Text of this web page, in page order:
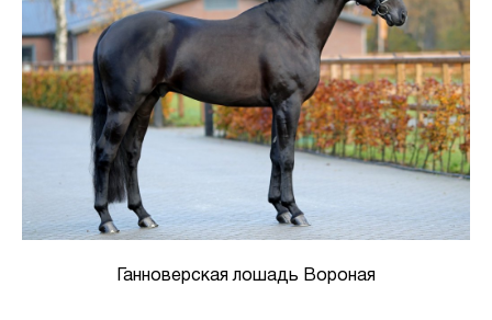
Ганноверская лошадь Вороная